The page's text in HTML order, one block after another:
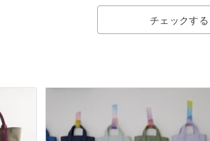
チェックする